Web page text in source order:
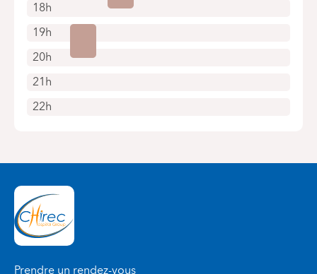
18h
19h
20h
21h
22h
Prendre un rendez-vous